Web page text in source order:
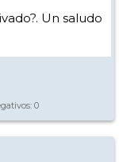
Un saludo
0